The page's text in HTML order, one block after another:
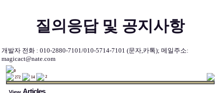
질의응답 및 공지사항
개발자 전화 : 010-2880-7101/010-5714-7101 (문자,카톡); 메일주소:
magicact@nate.com
0
272
14 2
Articles